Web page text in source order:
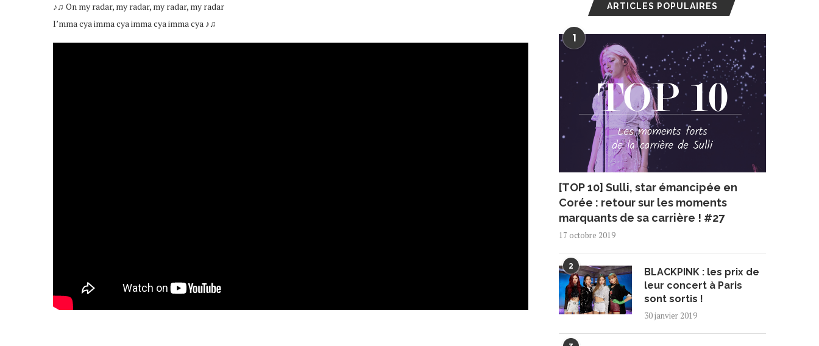
♪♫ On my radar, my radar, my radar, my radar
I’mma cya imma cya imma cya imma cya ♪♫
ARTICLES POPULAIRES
1
[TOP 10] Sulli, star émancipée en
Corée : retour sur les moments
marquants de sa carrière ! #27
17 octobre 2019
2
BLACKPINK : les prix de
leur concert à Paris
sont sortis !
30 janvier 2019